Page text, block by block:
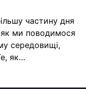
частину дня
як ми поводимося
середовищі,
як…